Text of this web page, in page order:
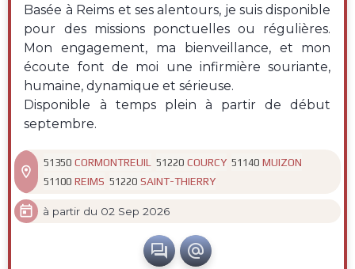
Basée à Reims et ses alentours, je suis disponible
pour des missions ponctuelles ou régulières.
Mon engagement, ma bienveillance, et mon
écoute font de moi une infirmière souriante,
humaine, dynamique et sérieuse.
Disponible à temps plein à partir de début
septembre.

51350 CORMONTREUIL 51220 COURCY 51140 MUIZON
51100 REIMS 51220 SAINT-THIERRY
 à partir du 02 Sep 2026
 